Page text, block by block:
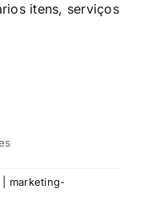
itens, serviços
marketing-